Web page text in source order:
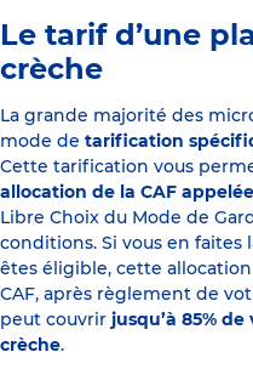
Le tarif d’une
crèche
La grande majorité des
mode de tarification
Cette tarification vous
allocation de la CAF appelée
Libre Choix du Mode de
conditions. Si vous en faites
êtes éligible, cette
CAF, après règlement de
peut couvrir jusqu’à 85%
crèche.